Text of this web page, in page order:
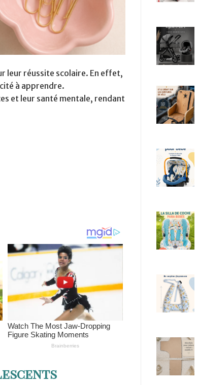
leur réussite scolaire. En effet,
à apprendre.
et leur santé mentale, rendant